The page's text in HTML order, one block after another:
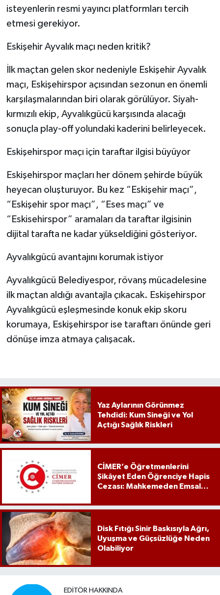
isteyenlerin resmi yayıncı platformları tercih
etmesi gerekiyor.
Eskişehir Ayvalık maçı neden kritik?
İlk maçtan gelen skor nedeniyle Eskişehir Ayvalık
maçı, Eskişehirspor açısından sezonun en önemli
karşılaşmalarından biri olarak görülüyor. Siyah-
kırmızılı ekip, Ayvalıkgücü karşısında alacağı
sonuçla play-off yolundaki kaderini belirleyecek.
Eskişehirspor maçı için taraftar ilgisi büyüyor
Eskişehirspor maçları her dönem şehirde büyük
heyecan oluşturuyor. Bu kez “Eskişehir maçı”,
“Eskişehir spor maçı”, “Eses maçı” ve
“Eskisehirspor” aramaları da taraftar ilgisinin
dijital tarafta ne kadar yükseldiğini gösteriyor.
Ayvalıkgücü avantajını korumak istiyor
Ayvalıkgücü Belediyespor, rövanş mücadelesine
ilk maçtan aldığı avantajla çıkacak. Eskişehirspor
Ayvalıkgücü eşleşmesinde konuk ekip skoru
korumaya, Eskişehirspor ise taraftarı önünde geri
dönüşe imza atmaya çalışacak.
Yaz Aylarının Görünmez
Tehdidi: Kum Sineği ve Yol
Açtığı Sağlık Riskleri
CİMER’e Öğretmenlerini
Şikâyet Eden Öğrenciye Hapis
Cezası: Mahkemeden Emsal
Disk Fıtığı Sinir Baskısıyla Ağrı,
Uyuşma ve Güçsüzlüğe Neden
Olabiliyor
EDITÖR HAKKINDA